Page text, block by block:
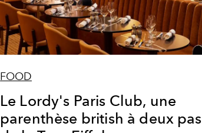
FOOD
Le Lordy's Paris Club, une
parenthèse british à deux pas